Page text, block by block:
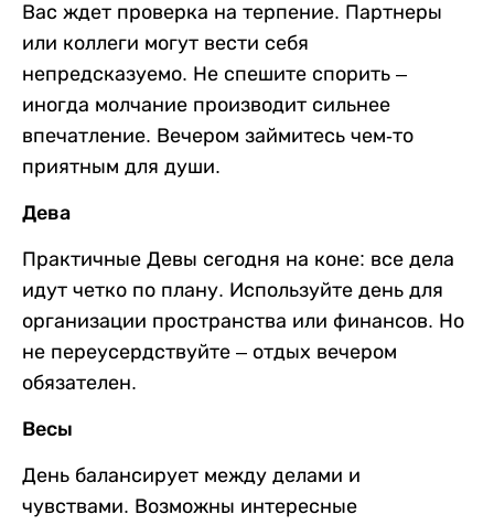
Вас ждет проверка на терпение. Партнеры
или коллеги могут вести себя
непредсказуемо. Не спешите спорить –
иногда молчание производит сильнее
впечатление. Вечером займитесь чем-то
приятным для души.
Дева
Практичные Девы сегодня на коне: все дела
идут четко по плану. Используйте день для
организации пространства или финансов. Но
не переусердствуйте – отдых вечером
обязателен.
Весы
День балансирует между делами и
чувствами. Возможны интересные